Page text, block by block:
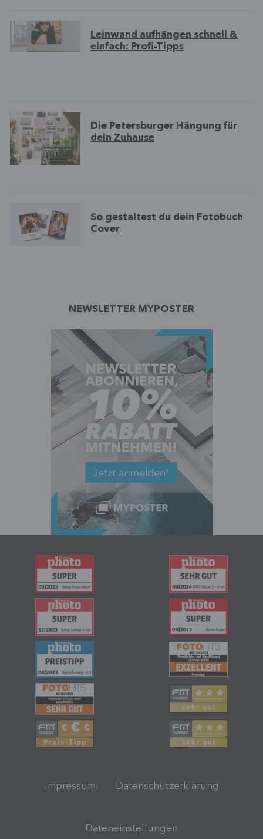
Leinwand aufhängen schnell &
einfach: Profi-Tipps
Die Petersburger Hängung für
dein Zuhause
So gestaltest du dein Fotobuch
Cover
NEWSLETTER MYPOSTER
Impressum Datenschutzerklärung
Dateneinstellungen